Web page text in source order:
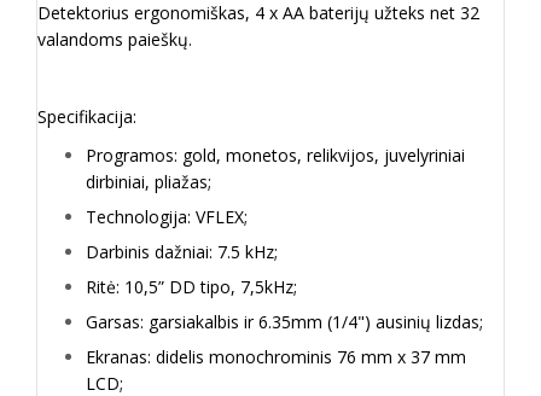
Detektorius ergonomiškas, 4 x AA baterijų užteks net 32
valandoms paieškų.
Specifikacija:
Programos: gold, monetos, relikvijos, juvelyriniai
dirbiniai, pliažas;
Technologija: VFLEX;
Darbinis dažniai: 7.5 kHz;
Ritė: 10,5” DD tipo, 7,5kHz;
Garsas: garsiakalbis ir 6.35mm (1/4") ausinių lizdas;
Ekranas: didelis monochrominis 76 mm x 37 mm
LCD;